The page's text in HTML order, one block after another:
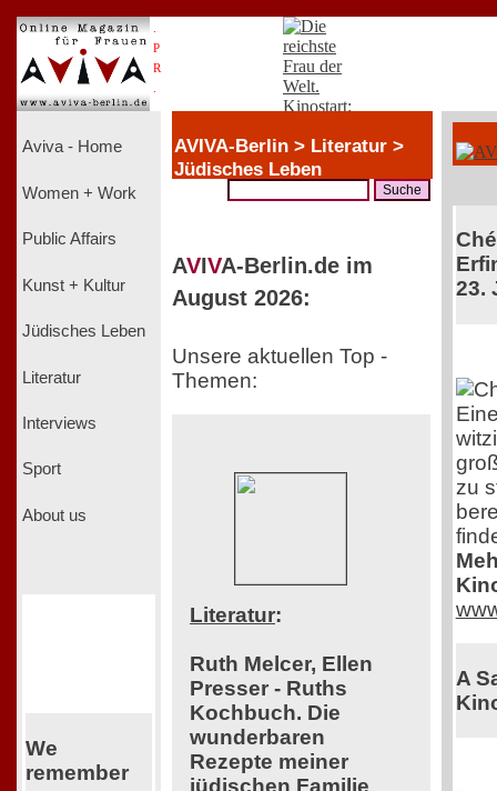
P
R
Aviva - Home
Women + Work
Public Affairs
Kunst + Kultur
Jüdisches Leben
Literatur
Interviews
Sport
About us
We
remember
AVIVA-Berlin > Literatur >
Jüdisches Leben
AVIVA-Berlin.de im
August 2026:
Unsere aktuellen Top -
Themen:
Literatur:
Ruth Melcer, Ellen
Presser - Ruths
Kochbuch. Die
wunderbaren
Rezepte meiner
jüdischen Familie
23.
zu
A